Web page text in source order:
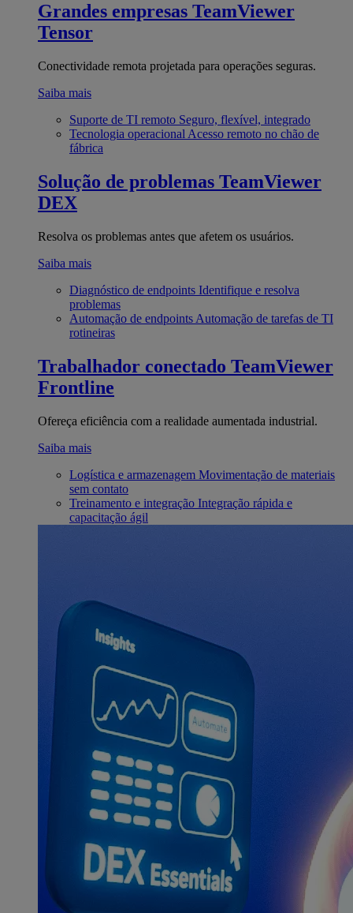
Grandes empresas TeamViewer
Tensor
Conectividade remota projetada para operações seguras.
Saiba mais
Suporte de TI remoto Seguro, flexível, integrado
Tecnologia operacional Acesso remoto no chão de
fábrica
Solução de problemas TeamViewer
DEX
Resolva os problemas antes que afetem os usuários.
Saiba mais
Diagnóstico de endpoints Identifique e resolva
problemas
Automação de endpoints Automação de tarefas de TI
rotineiras
Trabalhador conectado TeamViewer
Frontline
Ofereça eficiência com a realidade aumentada industrial.
Saiba mais
Logística e armazenagem Movimentação de materiais
sem contato
Treinamento e integração Integração rápida e
capacitação ágil